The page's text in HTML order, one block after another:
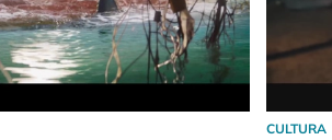
CULTURA